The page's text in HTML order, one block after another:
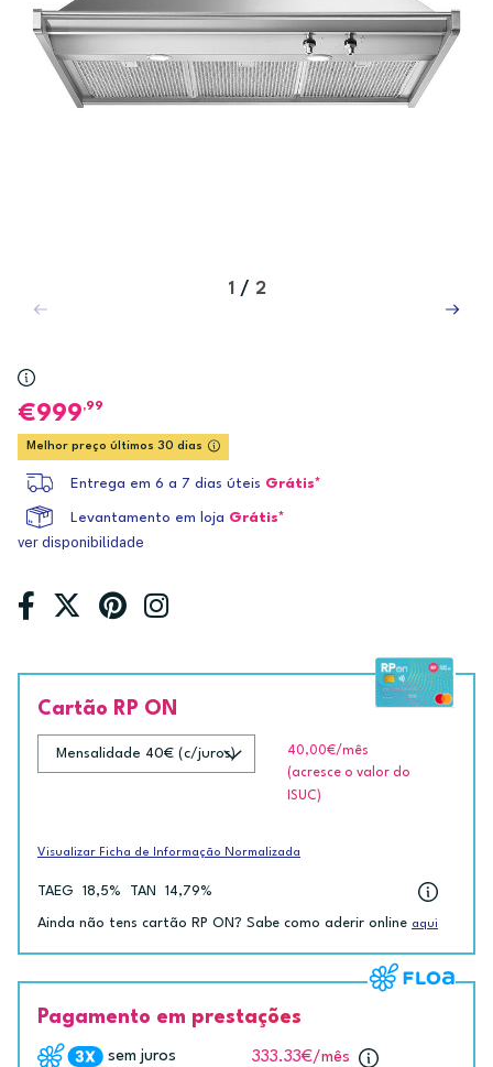
1 / 2
999,99
Melhor preço últimos 30 dias
Entrega em 6 a 7 dias úteis Grátis*
Levantamento em loja Grátis*
ver disponibilidade
Cartão RP ON
40,00€/mês
(acresce o valor do
ISUC)
Visualizar Ficha de Informação Normalizada
TAEG 18,5% TAN 14,79%
Ainda não tens cartão RP ON? Sabe como aderir online aqui
Pagamento em prestações
sem juros 333.33€/mês